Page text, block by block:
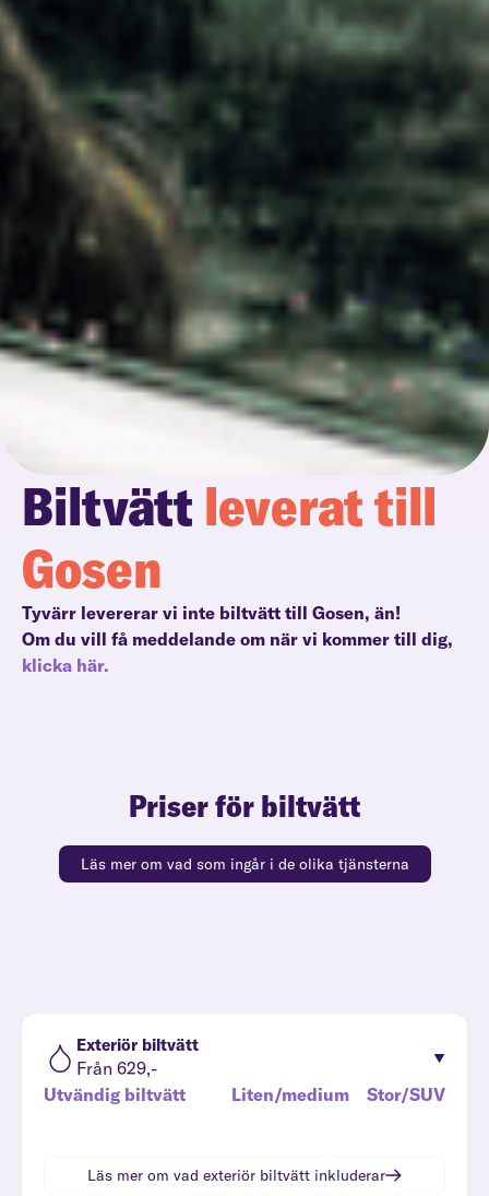
Biltvätt leverat till
Gosen
Tyvärr levererar vi inte biltvätt till Gosen, än!
Om du vill få meddelande om när vi kommer till dig,
klicka här.
Priser för biltvätt
Läs mer om vad som ingår i de olika tjänsterna
Exteriör biltvätt
Från 629,-
Utvändig biltvätt
Liten/medium Stor/SUV
Läs mer om vad exteriör biltvätt inkluderar